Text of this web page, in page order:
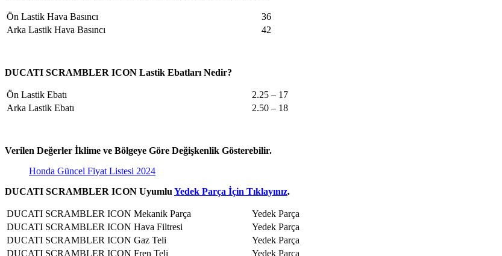
Ön Lastik Hava Basıncı
36
Arka Lastik Hava Basıncı
42
DUCATI SCRAMBLER ICON Lastik Ebatları Nedir?
Ön Lastik Ebatı
2.25 – 17
Arka Lastik Ebatı
2.50 – 18
Verilen Değerler İklime ve Bölgeye Göre Değişkenlik Gösterebilir.
Honda Güncel Fiyat Listesi 2024
DUCATI SCRAMBLER ICON Uyumlu Yedek Parça İçin Tıklayınız.
DUCATI SCRAMBLER ICON Mekanik Parça
Yedek Parça
DUCATI SCRAMBLER ICON Hava Filtresi
Yedek Parça
DUCATI SCRAMBLER ICON Gaz Teli
Yedek Parça
DUCATI SCRAMBLER ICON Fren Teli
Yedek Parça